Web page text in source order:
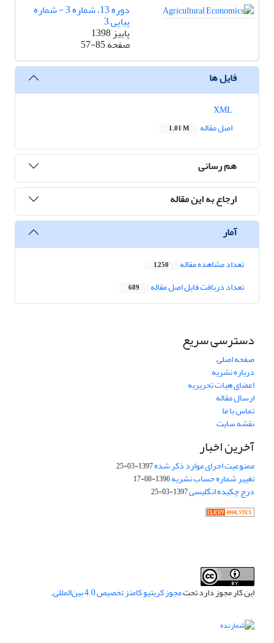
دوره 13، شماره 3 - شماره
پیاپی 3
پاییز 1398
صفحه57-85
فایل ها
اصل مقاله
1.01 M
هم رسانی
ارجاع به این مقاله
آمار
تعداد مشاهده مقاله 1,250
تعداد دریافت فایل اصل مقاله 689
دسترسی سریع
صفحه اصلی
درباره نشریه
اعضای هیات تحریریه
ارسال مقاله
تماس با ما
نقشه سایت
آخرین اخبار
ممنوعیت اجرای موارد ذکر شده1397-03-25
تغییر شماره حساب نشریه1396-08-17
درج چکیده انگلیسی1397-03-25
این کار مجوز دارد تحتمجوز کریتیو کامنز تخصیص 4.0 بین‌المللی .